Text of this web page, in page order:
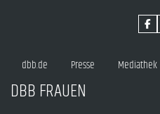
dbb.de Presse Mediathek
DBB FRAUEN